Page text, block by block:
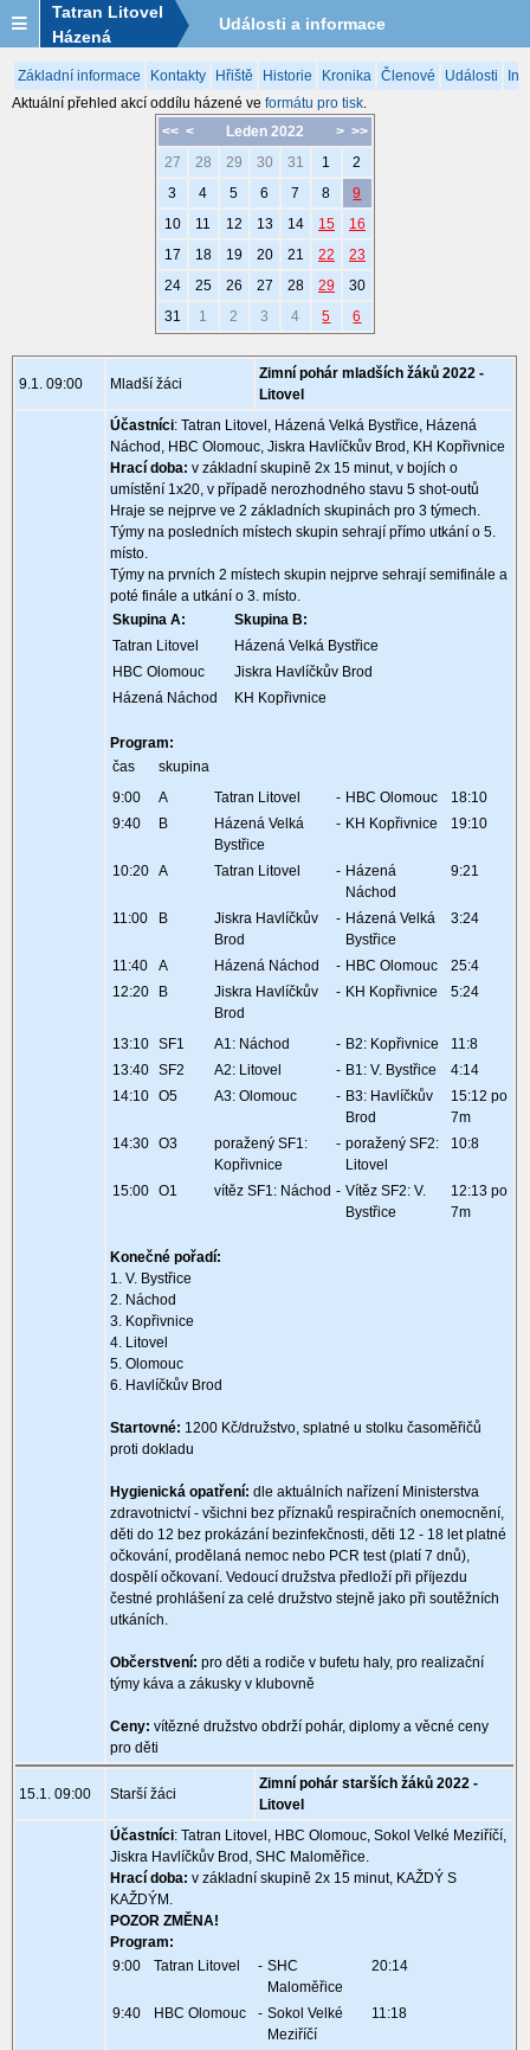
Tatran Litovel
Házená
Události a informace
Základní informace Kontakty Hřiště Historie Kronika Členové Události
Aktuální přehled akcí oddílu házené ve formátu pro tisk.
<< < > >>
Leden 2022
27
28 29 30 31 1
2
3
4 5 6 7 8
9
10
11 12 13 14 15
16
17
18 19 20 21 22
23
24
25 26 27 28 29
30
31
1 2 3 4 5 6
9.1. 09:00 Mladší žáci
Zimní pohár mladších žáků 2022 -
Litovel
Účastníci: Tatran Litovel, Házená Velká Bystřice, Házená
Náchod, HBC Olomouc, Jiskra Havlíčkův Brod, KH Kopřivnice
Hrací doba: v základní skupině 2x 15 minut, v bojích o
umístění 1x20, v případě nerozhodného stavu 5 shot-outů
Hraje se nejprve ve 2 základních skupinách pro 3 týmech.
Týmy na posledních místech skupin sehrají přímo utkání o 5.
místo.
Týmy na prvních 2 místech skupin nejprve sehrají semifinále a
poté finále a utkání o 3. místo.
Skupina A:
Skupina B:
Tatran Litovel
Házená Velká Bystřice
HBC Olomouc
Jiskra Havlíčkův Brod
Házená Náchod
KH Kopřivnice
Program:
čas
skupina
9:00
A Tatran Litovel - HBC Olomouc
18:10
9:40
B
Házená Velká
Bystřice
- KH Kopřivnice 19:10
10:20 A Tatran Litovel - Házená
Náchod
9:21
11:00 B
Jiskra Havlíčkův
Brod
- Házená Velká
Bystřice
3:24
11:40 A Házená Náchod - HBC Olomouc
25:4
12:20
B
Jiskra Havlíčkův
Brod
- KH Kopřivnice 5:24
13:10 SF1 A1: Náchod - B2: Kopřivnice
11:8
13:40
SF2 A2: Litovel - B1: V. Bystřice
4:14
14:10
O5 A3: Olomouc - B3: Havlíčkův
Brod
15:12 po
7m
14:30
O3
poražený SF1:
Kopřivnice
- poražený SF2:
Litovel
10:8
15:00 O1 vítěz SF1: Náchod - Vítěz SF2: V.
Bystřice
12:13 po
7m
Konečné pořadí:
1. V. Bystřice
2. Náchod
3. Kopřivnice
4. Litovel
5. Olomouc
6. Havlíčkův Brod
Startovné: 1200 Kč/družstvo, splatné u stolku časoměřičů
proti dokladu
Hygienická opatření: dle aktuálních nařízení Ministerstva
zdravotnictví - všichni bez příznaků respiračních onemocnění,
děti do 12 bez prokázání bezinfekčnosti, děti 12 - 18 let platné
očkování, prodělaná nemoc nebo PCR test (platí 7 dnů),
dospělí očkovaní. Vedoucí družstva předloží při příjezdu
čestné prohlášení za celé družstvo stejně jako při soutěžních
utkáních.
Občerstvení: pro děti a rodiče v bufetu haly, pro realizační
týmy káva a zákusky v klubovně
Ceny: vítězné družstvo obdrží pohár, diplomy a věcné ceny
pro děti
15.1. 09:00 Starší žáci
Zimní pohár starších žáků 2022 -
Litovel
Účastníci: Tatran Litovel, HBC Olomouc, Sokol Velké Meziříčí,
Jiskra Havlíčkův Brod, SHC Maloměřice.
Hrací doba: v základní skupině 2x 15 minut, KAŽDÝ S
KAŽDÝM.
POZOR ZMĚNA!
Program:
9:00
Tatran Litovel - SHC
Maloměřice
20:14
9:40 HBC Olomouc - Sokol Velké
Meziříčí
11:18